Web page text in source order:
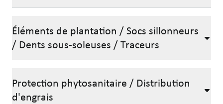
Éléments de plantation / Socs sillonneurs
/ Dents sous-soleuses / Traceurs
Protection phytosanitaire / Distribution
d'engrais